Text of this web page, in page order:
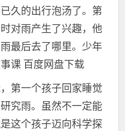
久的出行泡汤了。第
对雨产生了兴趣，他
最后去了哪里。少年
课 百度网盘下载
第一个孩子回家睡觉
究雨。虽然不一定能
这个孩子迈向科学探